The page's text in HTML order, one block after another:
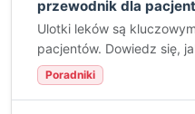
przewodnik dla
Ulotki leków są
pacjentów. Dowiedz się,
Poradniki